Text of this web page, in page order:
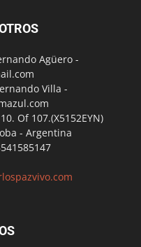
Agüero -
Villa -
Of 107.(X5152EYN)
- Argentina